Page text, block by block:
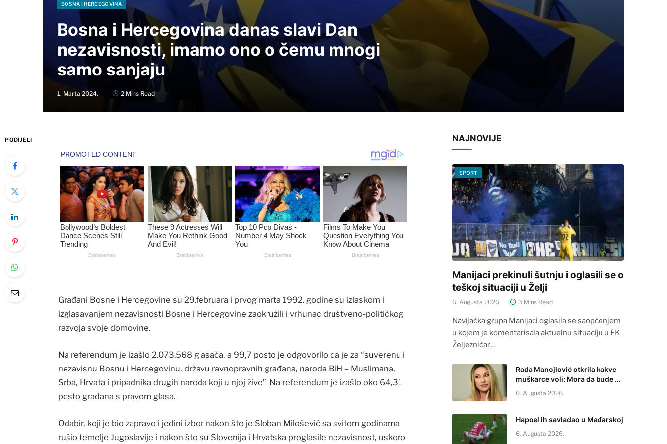
BOSNA I HERCEGOVINA
Bosna i Hercegovina danas slavi Dan
nezavisnosti, imamo ono o čemu mnogi
samo sanjaju
1. Marta 2024. 2 Mins Read
PODIJELI
Građani Bosne i Hercegovine su 29.februara i prvog marta 1992. godine su izlaskom i
izglasavanjem nezavisnosti Bosne i Hercegovine zaokružili i vrhunac društveno-političkog
razvoja svoje domovine.
Na referendum je izašlo 2.073.568 glasača, a 99,7 posto je odgovorilo da je za “suverenu i
nezavisnu Bosnu i Hercegovinu, državu ravnopravnih građana, naroda BiH – Muslimana,
Srba, Hrvata i pripadnika drugih naroda koji u njoj žive”. Na referendum je izašlo oko 64,31
posto građana s pravom glasa.
Odabir, koji je bio zapravo i jedini izbor nakon što je Sloban Milošević sa svitom godinama
rušio temelje Jugoslavije i nakon što su Slovenija i Hrvatska proglasile nezavisnost, uskoro
NAJNOVIJE
SPORT
Manijaci prekinuli šutnju i oglasili se o
teškoj situaciji u Želji
6. Augusta 2026. 3 Mins Read
Navijačka grupa Manijaci oglasila se saopćenjem
u kojem je komentarisala aktuelnu situaciju u FK
Željezničar…
Rada Manojlović otkrila kakve
muškarce voli: Mora da bude …
6. Augusta 2026.
Hapoel ih savladao u Mađarskoj
6. Augusta 2026.